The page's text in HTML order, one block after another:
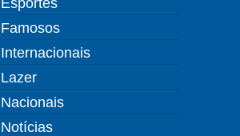
Famosos
Internacionais
Lazer
Nacionais
Notícias